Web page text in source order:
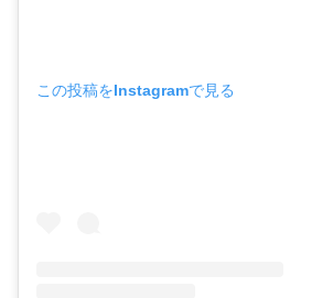
この投稿をInstagramで見る